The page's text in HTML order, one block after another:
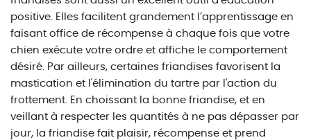
positive. Elles facilitent grandement l’apprentissage en
faisant office de récompense à chaque fois que votre
chien exécute votre ordre et affiche le comportement
désiré. Par ailleurs, certaines friandises favorisent la
mastication et l'élimination du tartre par l'action du
frottement. En choissant la bonne friandise, et en
veillant à respecter les quantités à ne pas dépasser par
jour, la friandise fait plaisir, récompense et prend